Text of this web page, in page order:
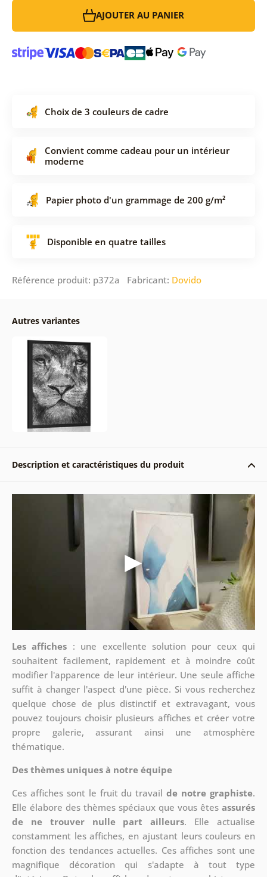
AJOUTER AU PANIER
Choix de 3 couleurs de cadre
Convient comme cadeau pour un intérieur
moderne
Papier photo d'un grammage de 200 g/m²
Disponible en quatre tailles
Référence produit: p372a Fabricant: Dovido
Autres variantes
Description et caractéristiques du produit
Les affiches : une excellente solution pour ceux qui
souhaitent facilement, rapidement et à moindre coût
modifier l'apparence de leur intérieur. Une seule affiche
suffit à changer l'aspect d'une pièce. Si vous recherchez
quelque chose de plus distinctif et extravagant, vous
pouvez toujours choisir plusieurs affiches et créer votre
propre galerie, assurant ainsi une atmosphère
thématique.
Des thèmes uniques à notre équipe
Ces affiches sont le fruit du travail de notre graphiste.
Elle élabore des thèmes spéciaux que vous êtesassurés
de ne trouver nulle part ailleurs. Elle actualise
constamment les affiches, en ajustant leurs couleurs en
fonction des tendances actuelles. Ces affiches sont une
magnifique décoration qui s'adapte à tout type